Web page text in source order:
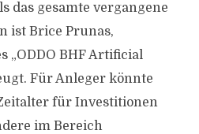
das gesamte vergangene
ist Brice Prunas,
„ODDO BHF Artificial
Für Anleger könnte
für Investitionen
im Bereich